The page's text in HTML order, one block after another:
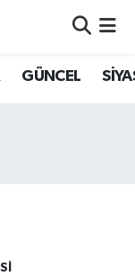
GÜNCEL